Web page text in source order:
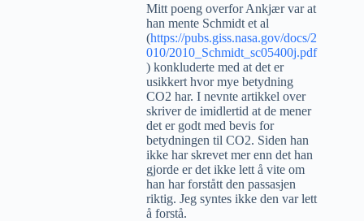
Mitt poeng overfor Ankjær var at
han mente Schmidt et al
(https://pubs.giss.nasa.gov/docs/2
010/2010_Schmidt_sc05400j.pdf
) konkluderte med at det er
usikkert hvor mye betydning
CO2 har. I nevnte artikkel over
skriver de imidlertid at de mener
det er godt med bevis for
betydningen til CO2. Siden han
ikke har skrevet mer enn det han
gjorde er det ikke lett å vite om
han har forstått den passasjen
riktig. Jeg syntes ikke den var lett
å forstå.